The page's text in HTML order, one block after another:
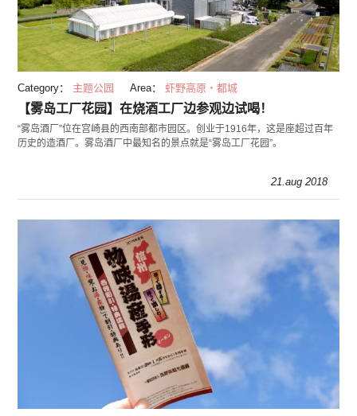
Category： 主题公园 Area： 虾野高原・都城
【雾岛工厂花园】在烧酒工厂边参观边试喝！
“雾岛酒厂”位在宫崎县的西南部都市园区。创业于1916年，这是座超过百年
历史的造酒厂。雾岛酒厂中最知名的景点就是“雾岛工厂花园”。
21.aug 2018